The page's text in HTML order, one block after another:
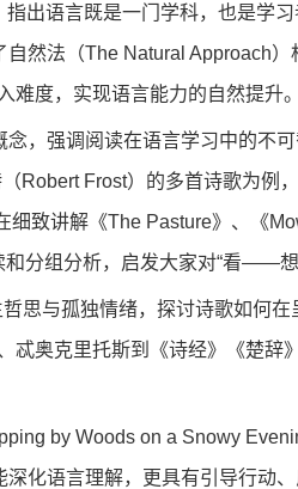
指出语言既是一门学科，也是学
自然法（The Natural Approach）
度，实现语言能力的自然提升。
念，强调阅读在语言学习中的不
Robert Frost）的多首诗歌为例
细致讲解《The Pasture》、《
分组分析，启发大家对“看——
思与孤独情绪，探讨诗歌如何
奥克里托斯到《诗经》《楚辞
by Woods on a Snowy
化语言理解，更具有引导行动